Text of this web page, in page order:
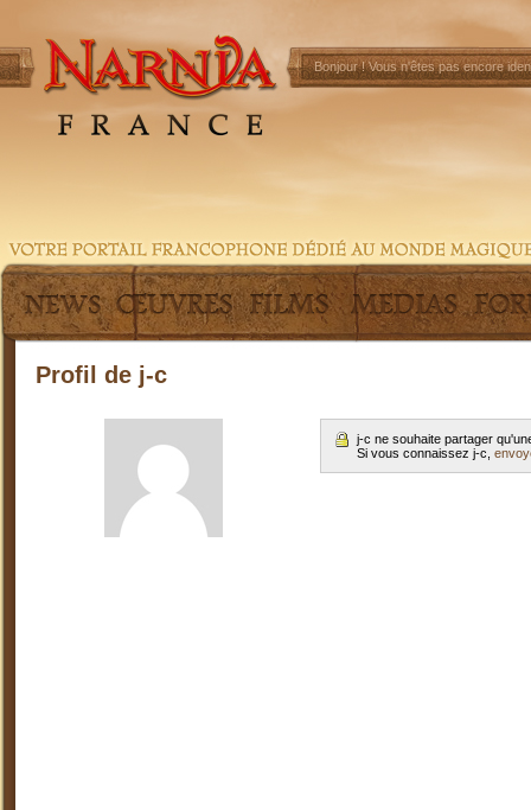
Bonjour !Vous n'êtes pas encore
Profil de j-c
j-c ne souhaite partager
Si vous connaissez j-c,